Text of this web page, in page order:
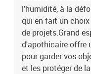
l'humidité, à la
qui en fait un
de projets.Grand
d'apothicaire offre
pour garder vos
et les protéger de